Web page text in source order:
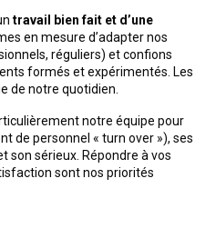
travail bien fait et d’une
en mesure d’adapter nos
réguliers) et confions
formés et expérimentés. Les
de notre quotidien.
notre équipe pour
de personnel « turn over »), ses
son sérieux. Répondre à vos
sont nos priorités